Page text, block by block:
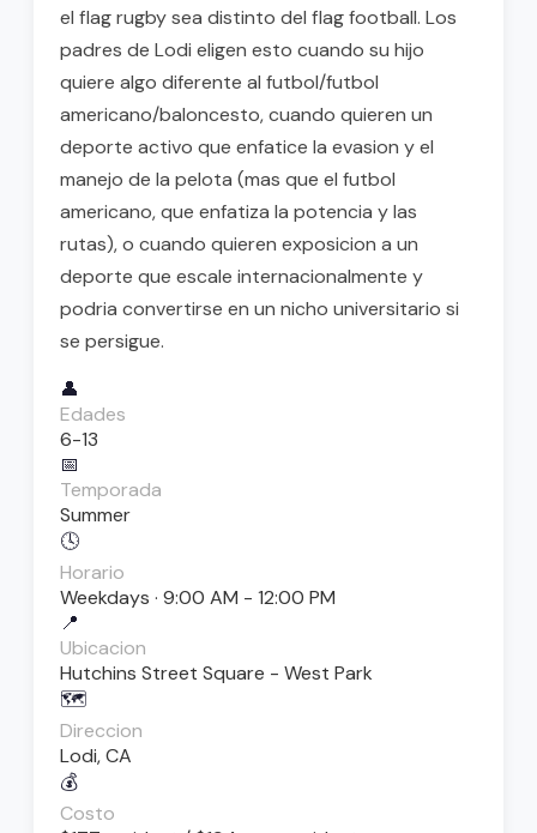
el flag rugby sea distinto del flag football. Los
padres de Lodi eligen esto cuando su hijo
quiere algo diferente al futbol/futbol
americano/baloncesto, cuando quieren un
deporte activo que enfatice la evasion y el
manejo de la pelota (mas que el futbol
americano, que enfatiza la potencia y las
rutas), o cuando quieren exposicion a un
deporte que escale internacionalmente y
podria convertirse en un nicho universitario si
se persigue.
👤
Edades
6-13
📅
Temporada
Summer
🕓
Horario
Weekdays · 9:00 AM - 12:00 PM
📍
Ubicacion
Hutchins Street Square - West Park
🗺️
Direccion
Lodi, CA
💰
Costo